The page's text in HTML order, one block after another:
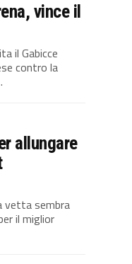
vince il
il Gabicce
contro la
allungare
vetta sembra
il miglior